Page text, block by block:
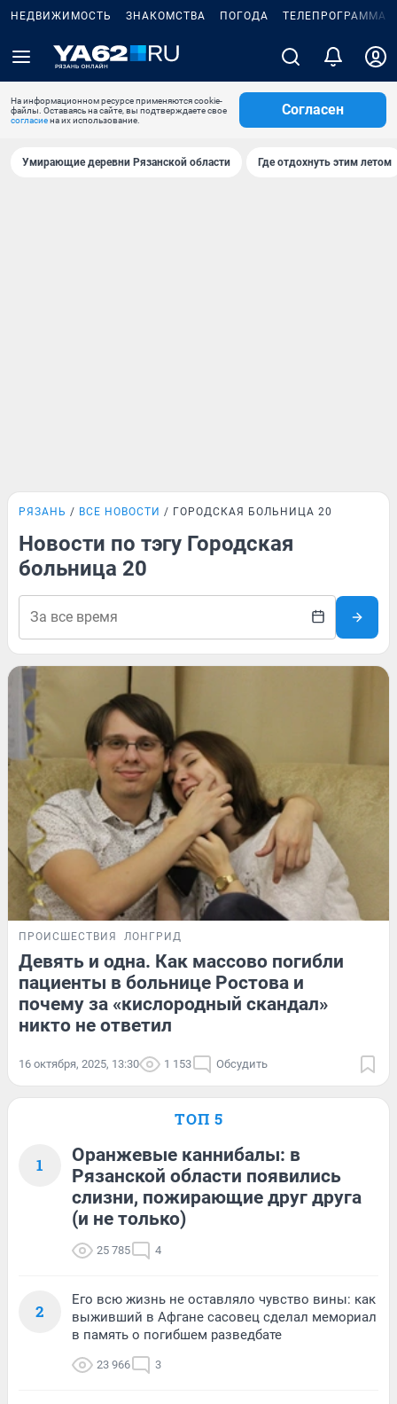
НЕДВИЖИМОСТЬ ЗНАКОМСТВА ПОГОДА ТЕЛЕПРОГРАММА
На информационном ресурсе применяются cookie-
файлы. Оставаясь на сайте, вы подтверждаете свое
согласиена их использование.
Согласен
Умирающие деревни Рязанской области Где отдохнуть этим летом
РЯЗАНЬ ВСЕ НОВОСТИ ГОРОДСКАЯ БОЛЬНИЦА 20
Новости по тэгу Городская
больница 20
ПРОИСШЕСТВИЯ ЛОНГРИД
Девять и одна. Как массово погибли
пациенты в больнице Ростова и
почему за «кислородный скандал»
никто не ответил
16 октября, 2025, 13:30 1 153 Обсудить
ТОП 5
1
Оранжевые каннибалы: в
Рязанской области появились
слизни, пожирающие друг друга
(и не только)
25 785 4
2
Его всю жизнь не оставляло чувство вины: как
выживший в Афгане сасовец сделал мемориал
в память о погибшем разведбате
23 966 3